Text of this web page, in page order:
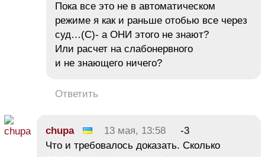
Пока все это не в автоматическом
режиме я как и раньше отобью все через
суд…(С)- а ОНИ этого не знают?
Или расчет на слабонервного
и не знающего ничего?
Ответить
chupa 13 мая, 13:58
-3
Что и требовалось доказать. Сколько